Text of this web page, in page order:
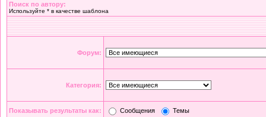
Поиск по автору:
Используйте * в качестве шаблона
Форум:
Категория:
Показывать результаты как: Сообщения Темы